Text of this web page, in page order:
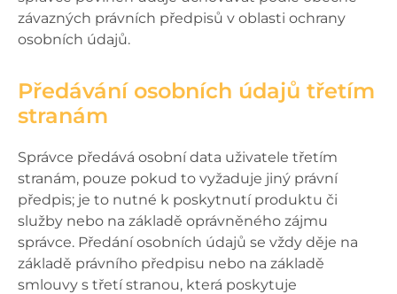
závazných právních předpisů v oblasti ochrany
osobních údajů.
Předávání osobních údajů třetím
stranám
Správce předává osobní data uživatele třetím
stranám, pouze pokud to vyžaduje jiný právní
předpis; je to nutné k poskytnutí produktu či
služby nebo na základě oprávněného zájmu
správce. Předání osobních údajů se vždy děje na
základě právního předpisu nebo na základě
smlouvy s třetí stranou, která poskytuje